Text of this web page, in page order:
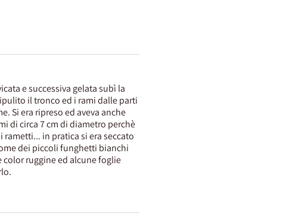
e successiva gelata subì la
il tronco ed i rami dalle parti
Si era ripreso ed aveva anche
di circa 7 cm di diametro perchè
in pratica si era seccato
dei piccoli funghetti bianchi
ruggine ed alcune foglie